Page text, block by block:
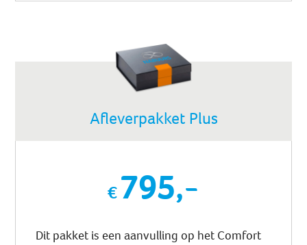
Afleverpakket Plus
795,-
Dit pakket is een aanvulling op het Comfort